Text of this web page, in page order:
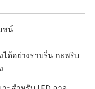
ชน์
ได้อย่างราบรื่น กะพริบ